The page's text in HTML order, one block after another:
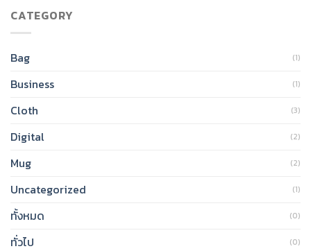
CATEGORY
Bag (1)
Business (1)
Cloth (3)
Digital (2)
Mug (2)
Uncategorized (1)
ทั้งหมด (0)
ทั่วไป (0)